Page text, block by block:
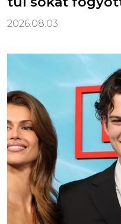
2026.08.03.